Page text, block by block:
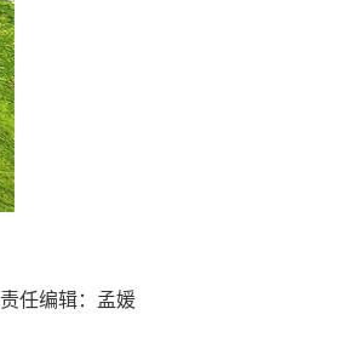
责任编辑：孟媛